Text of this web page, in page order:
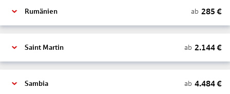
Rumänien ab 285 €
Saint Martin ab 2.144€
Sambia ab 4.484€